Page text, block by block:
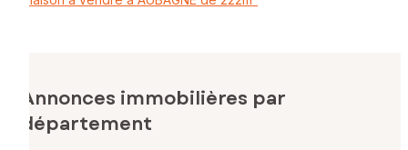
Annonces immobilières par
département